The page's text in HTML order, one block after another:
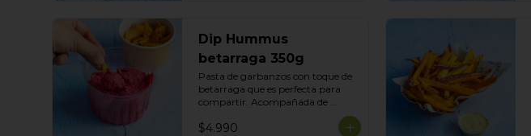
Dip Hummus
betarraga 350g
Pasta de garbanzos con toque de
betarraga que es perfecta para
compartir. Acompañada de
$4.990